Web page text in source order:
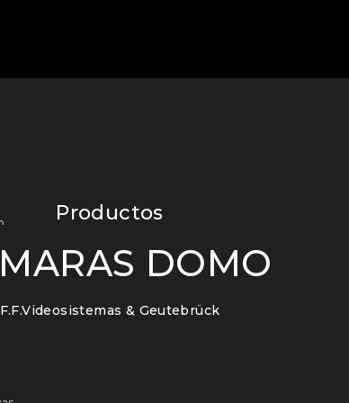
Productos
DOMO
F.F.Videosistemas & Geutebrück